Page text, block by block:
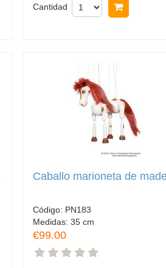
Cantidad
Caballo marioneta de
Código: PN183
Medidas: 35 cm
€99.00